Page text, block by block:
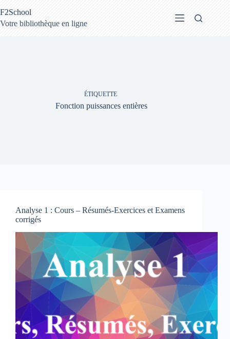
au
contenu
F2School
Votre bibliothèque en ligne
ÉTIQUETTE
Fonction puissances entières
Analyse 1 : Cours – Résumés-Exercices et Examens
corrigés